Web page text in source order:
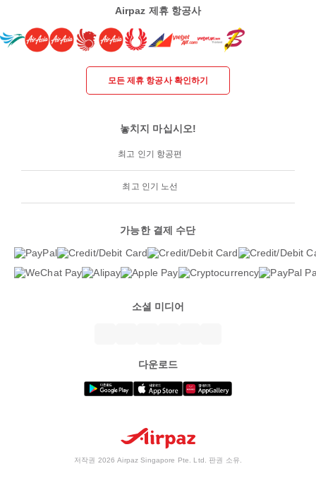
Airpaz 제휴 항공사
모든 제휴 항공사 확인하기
놓치지 마십시오!
최고 인기 항공편
최고 인기 노선
가능한 결제 수단
소셜 미디어
다운로드
저작권 2026 Airpaz Singapore Pte. Ltd. 판권 소유.